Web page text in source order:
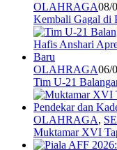
OLAHRAGA08/
Kembali Gagal di
OLAHRAGA06/
Tim U-21
OLAHRAGA,
Muktamar XVI